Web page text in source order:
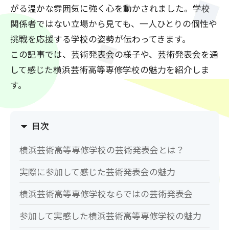
がる温かな雰囲気に強く心を動かされました。学校
関係者ではない立場から見ても、一人ひとりの個性や
挑戦を応援する学校の姿勢が伝わってきます。
この記事では、芸術発表会の様子や、芸術発表会を通
して感じた横浜芸術高等専修学校の魅力を紹介しま
す。
目次
横浜芸術高等専修学校の芸術発表会とは？
実際に参加して感じた芸術発表会の魅力
横浜芸術高等専修学校ならではの芸術発表会
参加して実感した横浜芸術高等専修学校の魅力